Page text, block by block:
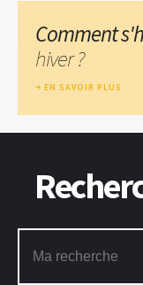
Comment
hiver ?
EN SAVOIR PLUS